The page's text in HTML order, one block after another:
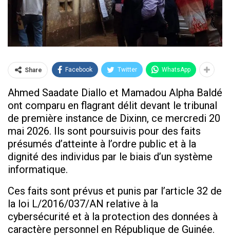
Share Facebook Twitter WhatsApp
Ahmed Saadate Diallo et Mamadou Alpha Baldé
ont comparu en flagrant délit devant le tribunal
de première instance de Dixinn, ce mercredi 20
mai 2026. Ils sont poursuivis pour des faits
présumés d’atteinte à l’ordre public et à la
dignité des individus par le biais d’un système
informatique.
Ces faits sont prévus et punis par l’article 32 de
la loi L/2016/037/AN relative à la
cybersécurité et à la protection des données à
caractère personnel en République de Guinée.